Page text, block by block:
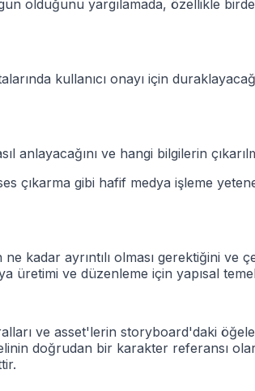
olduğunu yargılamada, özellikle
kullanıcı onayı için
ve hangi bilgilerin
gibi hafif medya işleme
kadar ayrıntılı olması gerektiğini ve
üretimi ve düzenleme için yapısal
ve asset'lerin storyboard'daki
doğrudan bir karakter referansı